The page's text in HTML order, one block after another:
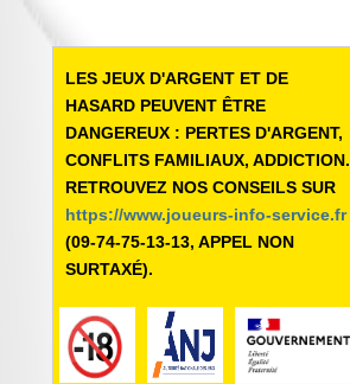
LES JEUX D'ARGENT ET DE
HASARD PEUVENT ÊTRE
DANGEREUX : PERTES D'ARGENT,
CONFLITS FAMILIAUX, ADDICTION.
RETROUVEZ NOS CONSEILS SUR
https://www.joueurs-info-service.fr
(09-74-75-13-13, APPEL NON
SURTAXÉ).